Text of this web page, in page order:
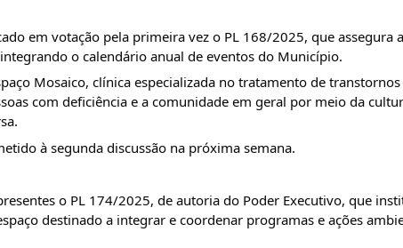
em votação pela primeira vez o PL 168/2025, que assegura
o calendário anual de eventos do Município.
Mosaico, clínica especializada no tratamento de
com deficiência e a comunidade em geral por meio da
à segunda discussão na próxima semana.
o PL 174/2025, de autoria do Poder Executivo, que
destinado a integrar e coordenar programas e ações